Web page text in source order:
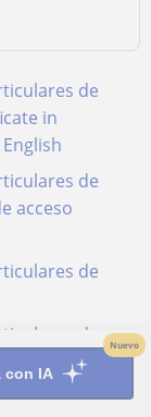
con IA
Nuevo
de
in
de
acceso
de
de